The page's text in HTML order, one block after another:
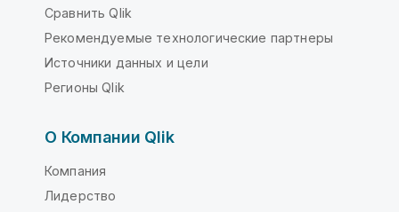
Сравнить Qlik
Рекомендуемые технологические партнеры
Источники данных и цели
Регионы Qlik
О Компании Qlik
Компания
Лидерство